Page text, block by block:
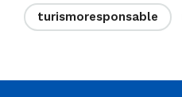
turismoresponsable